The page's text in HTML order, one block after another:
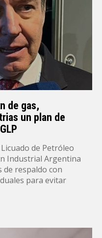
de gas,
un plan de
de Petróleo
Industrial Argentina
de respaldo con
para evitar